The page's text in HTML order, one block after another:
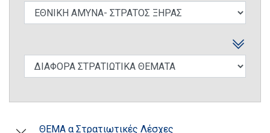
ΘΕΜΑ α Στρατιωτικές Λέσχες